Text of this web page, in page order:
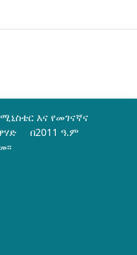
እና የመገናኛና
በ2011 ዓ.ም